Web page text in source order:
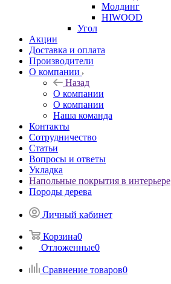
Молдинг
HIWOOD
Угол
Акции
Доставка и оплата
Производители
О компании
Назад
О компании
О компании
Наша команда
Контакты
Сотрудничество
Статьи
Вопросы и ответы
Укладка
Напольные покрытия в интерьере
Породы дерева
Личный кабинет
Корзина0
Отложенные0
Сравнение товаров0